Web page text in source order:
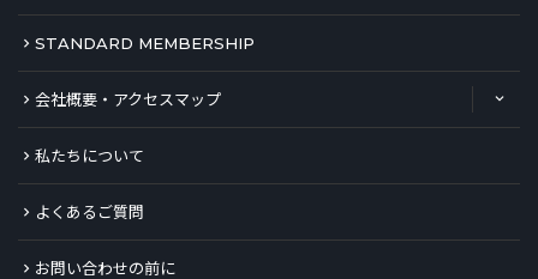
STANDARD MEMBERSHIP
会社概要・アクセスマップ
私たちについて
よくあるご質問
お問い合わせの前に